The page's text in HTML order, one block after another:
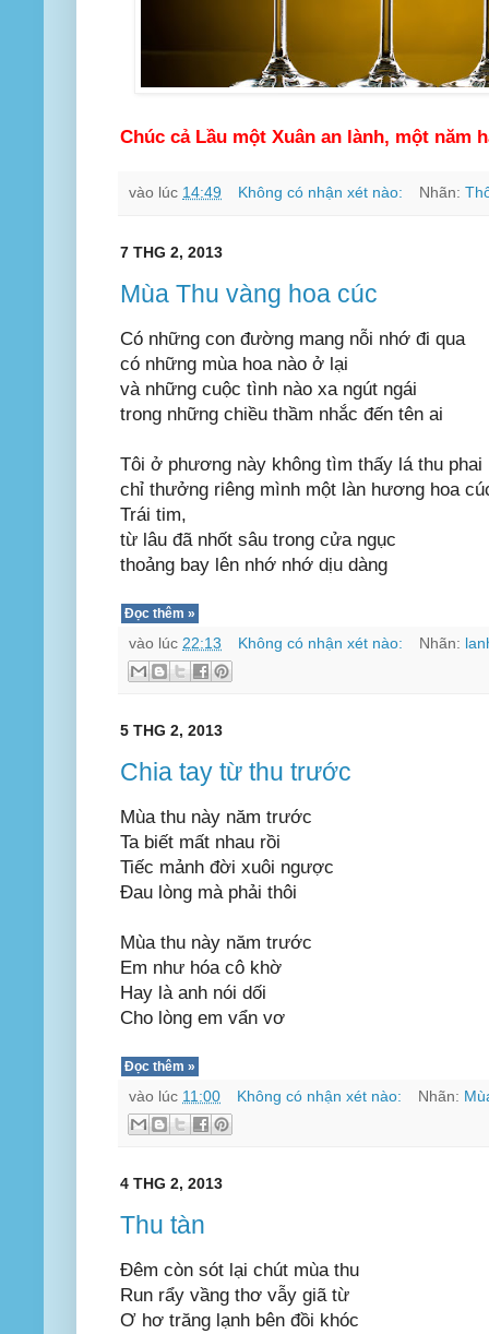
Chúc cả Lầu một Xuân an lành, một năm
vào lúc 14:49 Không có nhận xét nào: Nhãn:
7 THG 2, 2013
Mùa Thu vàng hoa cúc
Có những con đường mang nỗi nhớ đi qua
có những mùa hoa nào ở lại
và những cuộc tình nào xa ngút ngái
trong những chiều thầm nhắc đến tên ai
Tôi ở phương này không tìm thấy lá thu phai
chỉ thưởng riêng mình một làn hương hoa
Trái tim,
từ lâu đã nhốt sâu trong cửa ngục
thoảng bay lên nhớ nhớ dịu dàng
Đọc thêm »
vào lúc 22:13 Không có nhận xét nào: Nhãn:
5 THG 2, 2013
Chia tay từ thu trước
Mùa thu này năm trước
Ta biết mất nhau rồi
Tiếc mảnh đời xuôi ngược
Đau lòng mà phải thôi
Mùa thu này năm trước
Em như hóa cô khờ
Hay là anh nói dối
Cho lòng em vẩn vơ
Đọc thêm »
vào lúc 11:00 Không có nhận xét nào: Nhãn:
4 THG 2, 2013
Thu tàn
Đêm còn sót lại chút mùa thu
Run rẩy vầng thơ vẫy giã từ
Ơ hơ trăng lạnh bên đồi khóc